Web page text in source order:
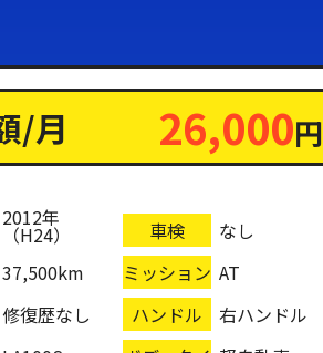
/月 26,000円
2012年
（H24） 車検
なし
37,500km
ミッション AT
修復歴なし
ハンドル
右ハンドル